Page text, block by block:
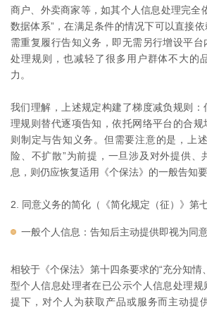
商户、外卖商家等，如其个人信息处理完全
数据体系”，在满足条件的情况下可以直接
需重复履行告知义务，即无需另行增设平
处理规则，也减轻了很多用户群体不大的
力。
我们理解，上述规定构建了梯度减负规则
理规则替代逐项告知，依托网络平台的合
则制定与告知义务。但需要注意的是，上
险、不扩散”为前提，一旦涉及对外提供、
息，则仍应恢复适用《个保法》的一般告知要
2. 同意义务的简化（《简化规定（征）》第
一般个人信息：告知后主动提供即视为同
相较于《个保法》第十四条要求的“充分知情
型个人信息处理者在已公示个人信息处理
提下，对个人为获取产品或服务而主动提